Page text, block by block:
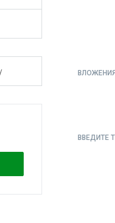
ВЛОЖЕНИЯ
ВВЕДИТЕ